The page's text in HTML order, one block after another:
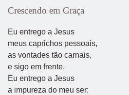
Crescendo em Graça
Eu entrego a Jesus
meus caprichos pessoais,
as vontades tão carnais,
e sigo em frente.
Eu entrego a Jesus
a impureza do meu ser: